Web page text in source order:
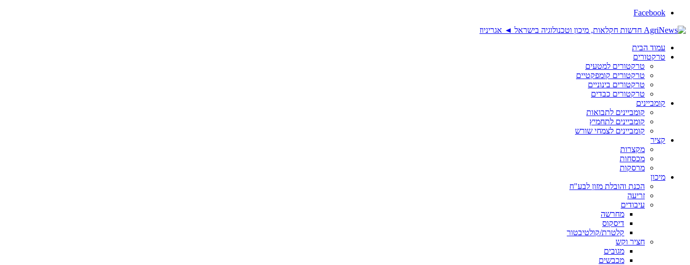
Facebook
עמוד הבית
טרקטורים
טרקטורים למטעים
טרקטורים קומפקטיים
טרקטורים בינוניים
טרקטורים כבדים
קומביינים
קומביינים לתבואות
קומביינים לתחמיץ
קומביינים לצמחי שורש
קציר
מקצרות
מכסחות
מרסקות
מיכון
הכנת והובלת מזון לבע"ח
זריעה
עיבודים
מחרשה
דיסקוס
קלטרת/קולטיבטור
חציר וקש
מגובים
מכבשים